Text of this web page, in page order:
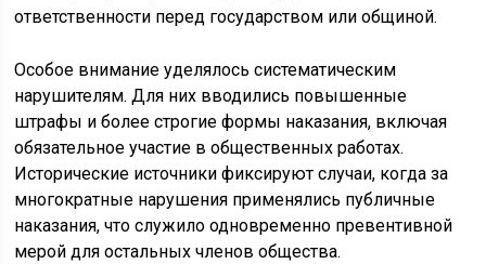
ответственности перед государством или общиной.
Особое внимание уделялось систематическим
нарушителям. Для них вводились повышенные
штрафы и более строгие формы наказания, включая
обязательное участие в общественных работах.
Исторические источники фиксируют случаи, когда за
многократные нарушения применялись публичные
наказания, что служило одновременно превентивной
мерой для остальных членов общества.